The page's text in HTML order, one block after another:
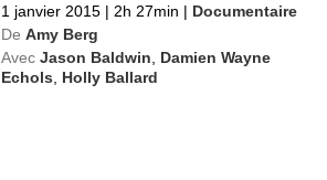
1 janvier 2015 | 2h 27min | Documentaire
De Amy Berg
Avec Jason Baldwin
Damien Wayne
Echols
Holly Ballard